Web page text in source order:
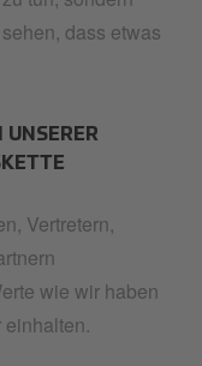
dass etwas
UNSERER
Vertretern,
wie wir haben